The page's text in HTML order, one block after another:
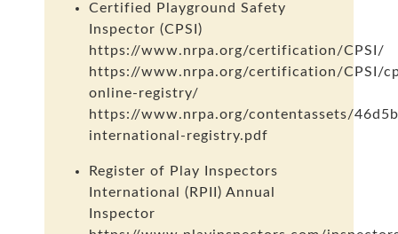
Certified Playground Safety
Inspector (CPSI)
https://www.nrpa.org/certification/CPSI/
https://www.nrpa.org/certification/CPSI/
online-registry/
https://www.nrpa.org/contentassets/
international-registry.pdf
Register of Play Inspectors
International (RPII) Annual
Inspector